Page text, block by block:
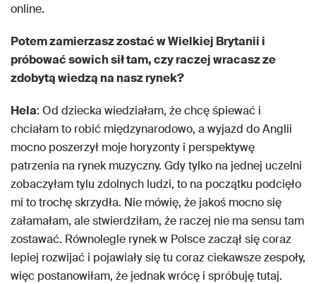
online.
Potem zamierzasz zostać w Wielkiej Brytanii i
próbować sowich sił tam, czy raczej wracasz ze
zdobytą wiedzą na nasz rynek?
Hela: Od dziecka wiedziałam, że chcę śpiewać i
chciałam to robić międzynarodowo, a wyjazd do Anglii
mocno poszerzył moje horyzonty i perspektywę
patrzenia na rynek muzyczny. Gdy tylko na jednej uczelni
zobaczyłam tylu zdolnych ludzi, to na początku podcięło
mi to trochę skrzydła. Nie mówię, że jakoś mocno się
załamałam, ale stwierdziłam, że raczej nie ma sensu tam
zostawać. Równolegle rynek w Polsce zaczął się coraz
lepiej rozwijać i pojawiały się tu coraz ciekawsze zespoły,
więc postanowiłam, że jednak wrócę i spróbuję tutaj.